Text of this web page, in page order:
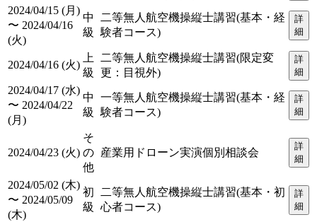
2024/04/15 (月)
〜 2024/04/16
(火)
中
級
二等無人航空機操縦士講習(基本・経
験者コース)
詳
細
2024/04/16 (火)
上
級
二等無人航空機操縦士講習(限定変
更：目視外)
詳
細
2024/04/17 (水)
〜 2024/04/22
(月)
中
級
一等無人航空機操縦士講習(基本・経
験者コース)
詳
細
2024/04/23 (火)
そ
の
他
産業用ドローン実演個別相談会
詳
細
2024/05/02 (木)
〜 2024/05/09
(木)
初
級
二等無人航空機操縦士講習(基本・初
心者コース)
詳
細